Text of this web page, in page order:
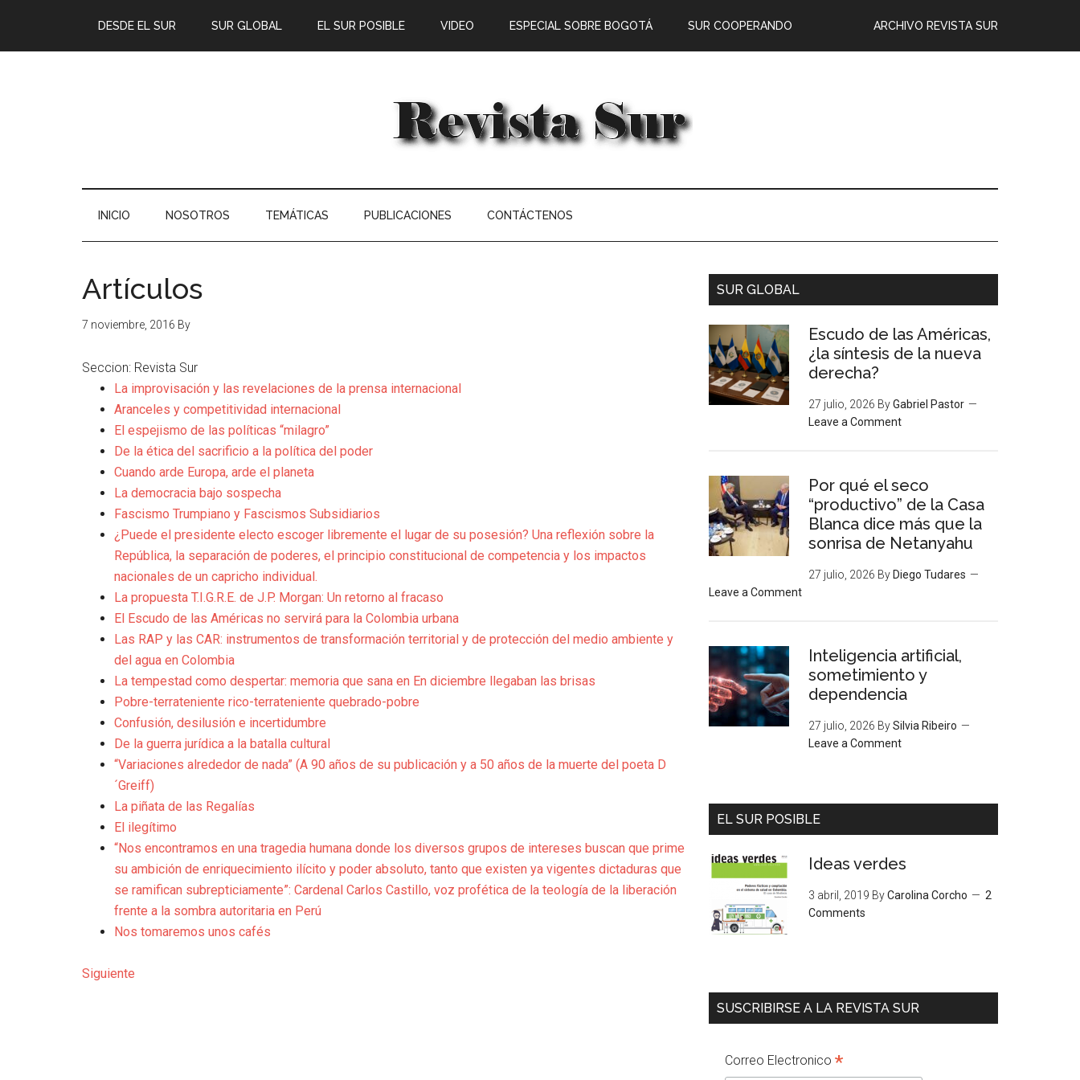
DESDE EL SUR SUR GLOBAL EL SUR POSIBLE ARCHIVO REVISTA SUR
VIDEO ESPECIAL SOBRE BOGOTÁ SUR COOPERANDO
INICIO NOSOTROS TEMÁTICAS PUBLICACIONES CONTÁCTENOS
Artículos
7 noviembre, 2016 By
Seccion: Revista Sur
La improvisación y las revelaciones de la prensa internacional
Aranceles y competitividad internacional
El espejismo de las políticas “milagro”
De la ética del sacrificio a la política del poder
Cuando arde Europa, arde el planeta
La democracia bajo sospecha
Fascismo Trumpiano y Fascismos Subsidiarios
¿Puede el presidente electo escoger libremente el lugar de su posesión? Una reflexión sobre la
República, la separación de poderes, el principio constitucional de competencia y los impactos
nacionales de un capricho individual.
La propuesta T.I.G.R.E. de J.P. Morgan: Un retorno al fracaso
El Escudo de las Américas no servirá para la Colombia urbana
Las RAP y las CAR: instrumentos de transformación territorial y de protección del medio ambiente y
del agua en Colombia
La tempestad como despertar: memoria que sana en En diciembre llegaban las brisas
Pobre-terrateniente rico-terrateniente quebrado-pobre
Confusión, desilusión e incertidumbre
De la guerra jurídica a la batalla cultural
“Variaciones alrededor de nada” (A 90 años de su publicación y a 50 años de la muerte del poeta D
´Greiff)
La piñata de las Regalías
El ilegítimo
“Nos encontramos en una tragedia humana donde los diversos grupos de intereses buscan que prime
su ambición de enriquecimiento ilícito y poder absoluto, tanto que existen ya vigentes dictaduras que
se ramifican subrepticiamente”: Cardenal Carlos Castillo, voz profética de la teología de la liberación
frente a la sombra autoritaria en Perú
Nos tomaremos unos cafés
Siguiente
SUR GLOBAL
Escudo de las Américas,
¿la síntesis de la nueva
derecha?
27 julio, 2026 ByGabriel Pastor
Leave a Comment
Por qué el seco
“productivo” de la Casa
Blanca dice más que la
sonrisa de Netanyahu
27 julio, 2026 By Diego Tudares
Leave a Comment
Inteligencia artificial,
sometimiento y
dependencia
27 julio, 2026 BySilvia Ribeiro
Leave a Comment
EL SUR POSIBLE
Ideas verdes
3 abril, 2019 ByCarolina Corcho
2
Comments
SUSCRIBIRSE A LA REVISTA SUR
Correo Electronico *